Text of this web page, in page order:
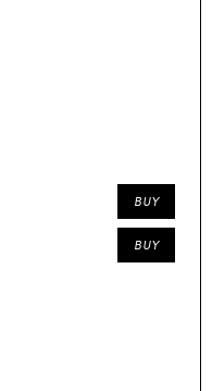
BUY
BUY